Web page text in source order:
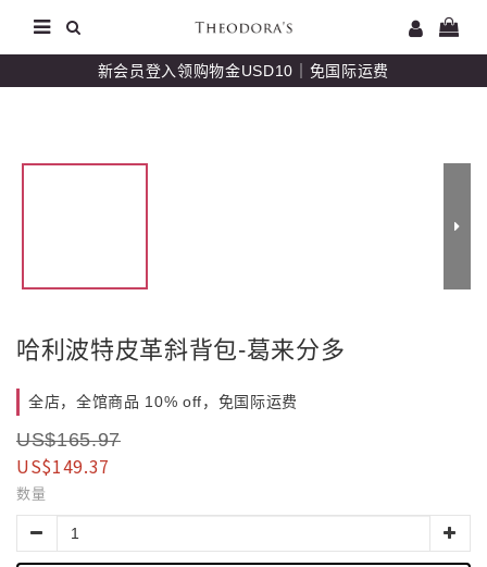
新会员登入领购物金USD10｜免国际运费
哈利波特皮革斜背包-葛来分多
全店，全馆商品 10% off，免国际运费
US$165.97
US$149.37
数量